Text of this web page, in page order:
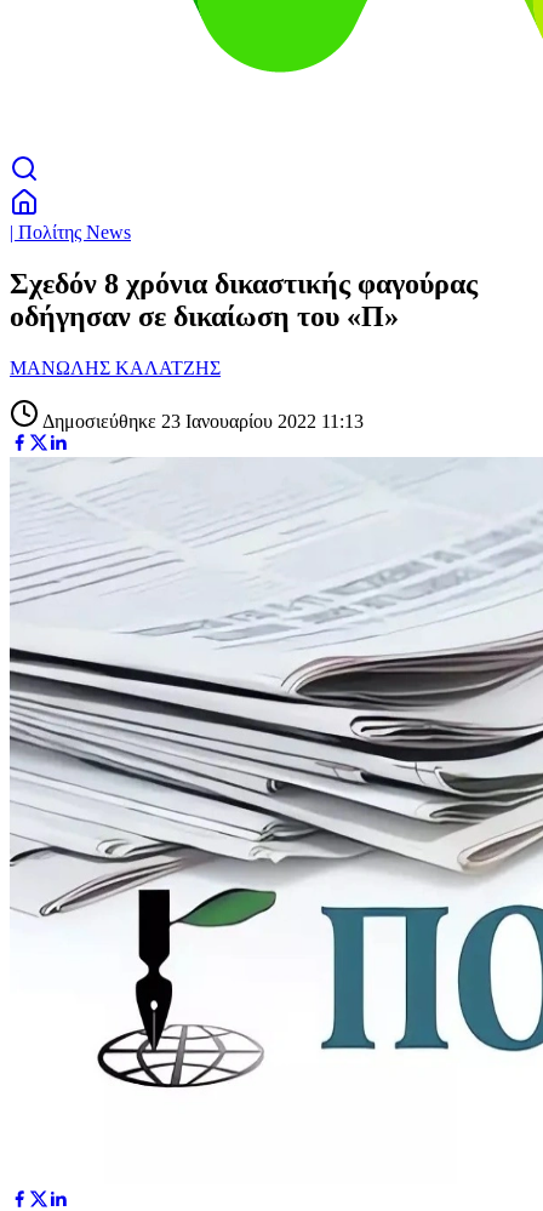
| Πολίτης News
Σχεδόν 8 χρόνια δικαστικής φαγούρας
οδήγησαν σε δικαίωση του «Π»
ΜΑΝΩΛΗΣ ΚΑΛΑΤΖΗΣ
Δημοσιεύθηκε 23 Ιανουαρίου 2022 11:13